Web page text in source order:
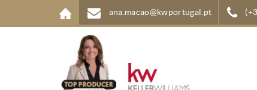
Aller au contenu principalana.macao@kwportugal.pt